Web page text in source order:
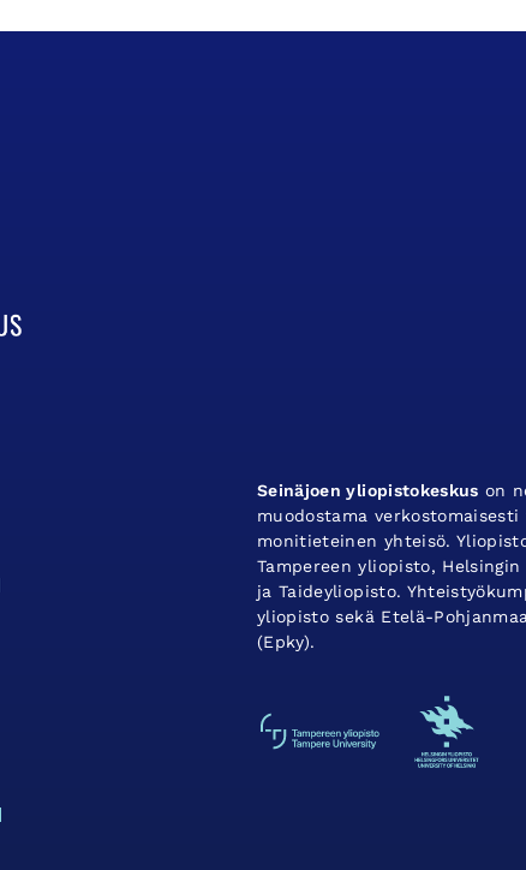
Seinäjoen yliopistokeskus on
muodostama
monitieteinen yhteisö.
Tampereen yliopisto,
ja Taideyliopisto.
yliopisto sekä Etelä-
(Epky).